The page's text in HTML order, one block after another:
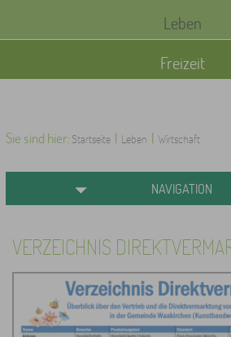
Leben
Freizeit
Sie sind hier: Startseite | Leben | Wirtschaft
NAVIGATION
VERZEICHNIS